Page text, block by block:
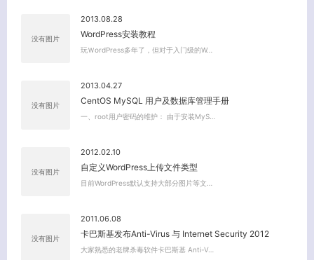
没有图片
2013.08.28
WordPress安装教程
玩ＷordPress多年了，但对于入门级的W…
没有图片
2013.04.27
CentOS MySQL 用户及数据库管理手册
一、root用户密码的维护： 由于安装MyS…
没有图片
2012.02.10
自定义WordPress上传文件类型
目前WordPress默认支持大部分图片等文…
没有图片
2011.06.08
卡巴斯基发布Anti-Virus 与 Internet Security 2012
大家熟悉的老牌杀毒软件卡巴斯基 Anti-V…
关闭弹窗